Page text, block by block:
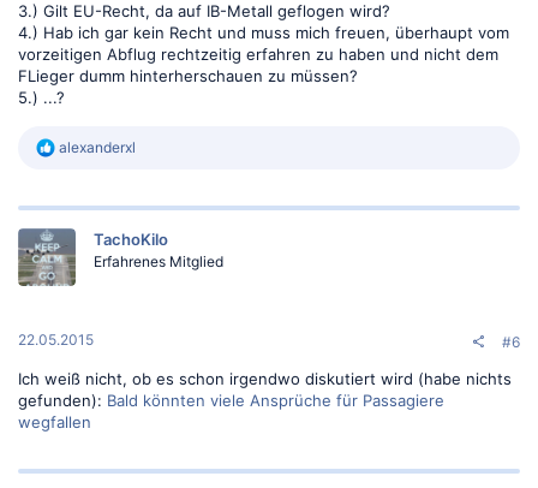
3.) Gilt EU-Recht, da auf IB-Metall geflogen wird?
4.) Hab ich gar kein Recht und muss mich freuen, überhaupt vom
vorzeitigen Abflug rechtzeitig erfahren zu haben und nicht dem
FLieger dumm hinterherschauen zu müssen?
5.) ...?
R
k
i
o
n
:
alexanderxl
TachoKilo
Erfahrenes Mitglied
22.05.2015 #6
Ich weiß nicht, ob es schon irgendwo diskutiert wird (habe nichts
gefunden): Bald könnten viele Ansprüche für Passagiere
wegfallen